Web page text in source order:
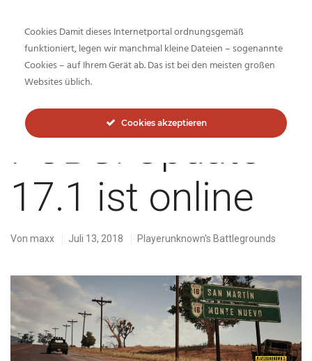
Inside-Network.net
PUBG: ​Update
17.1 ist online
Von maxx Juli 13, 2018 Playerunknown's Battlegrounds
Cookies Damit dieses Internetportal ordnungsgemäß
funktioniert, legen wir manchmal kleine Dateien – sogenannte
Cookies – auf Ihrem Gerät ab. Das ist bei den meisten großen
Websites üblich.
Cookies akzeptieren